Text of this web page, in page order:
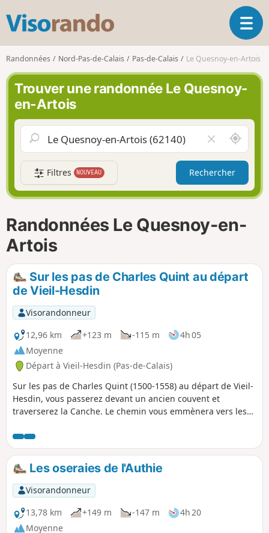
s
o
r
n
o
O
u
v
r
a
n
v
g
a
o
Randonnées Nord-Pas-de-Calais Pas-de-Calais Le Quesnoy-en-Artois
Trouver une randonnée Le Quesnoy-
en-Artois
i
d
e
r
l
c
m
p
A
u
t
u
r
e
i
Filtres NOUVEAU Rechercher
Randonnées Le Quesnoy-en-
Artois
Sur les pas de Charles Quint au départ
de Vieil-Hesdin
Visorandonneur
12,96 km
+123 m -115 m
4h 05
Moyenne
Départ à Vieil-Hesdin (Pas-de-Calais)
Sur les pas de Charles Quint (1500-1558) au départ de Vieil-
Hesdin, vous passerez devant un ancien couvent et
traverserez la Canche. Le chemin vous emmènera vers les
en descente via le Chemin des Morts. De beaux points de
vue s'offriront à vous vers la forêt d'Hesdin et si comme moi
vous avez la chance, vous croiserez peut-être quelques
chevreuils.
Les oseraies de l'Authie
Visorandonneur
13,78 km
+149 m -147 m
4h 20
Moyenne